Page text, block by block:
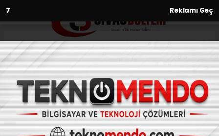
5 Reklamı Geç
Anasayfa Kültür-Sanat-Tarih
Malatya’nın Manevi Değeri
Şeyh Muhammed Kırcalı
Hazretleri
KÜLTÜR-SANAT-TARIH
(Web Sitesi) - Web Sitesi | 28.05.2026 - 17:05, Güncelleme: